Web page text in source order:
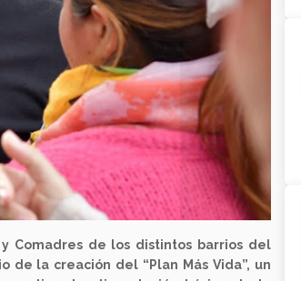
Comadres de los distintos barrios del
la creación del “Plan Más Vida”, un